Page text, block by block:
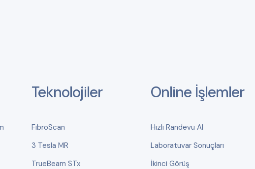
Teknolojiler
FibroScan
3 Tesla MR
TrueBeam STx
Online İşlemler
Hızlı Randevu Al
Laboratuvar Sonuçları
İkinci Görüş